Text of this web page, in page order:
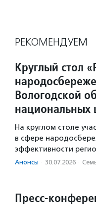
РЕКОМЕНДУЕМ
Круглый стол
Вологодской
национальных
На круглом столе
в сфере
эффективности
Анонсы · 30.07.2026 ·
Пресс-